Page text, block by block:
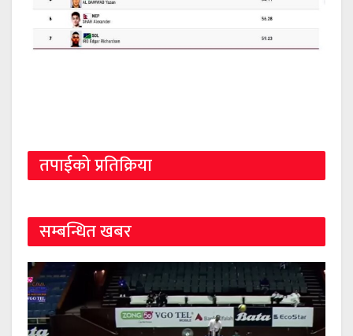
तपाईको प्रतिक्रिया
सम्बन्धित खबर